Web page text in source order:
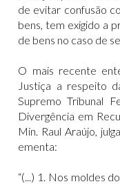
de evitar confusão
bens, tem exigido a
de bens no caso de
O mais recente
Justiça a respeito
Supremo Tribunal
Divergência em
Min. Raul Araújo,
ementa:
“(...) 1. Nos moldes